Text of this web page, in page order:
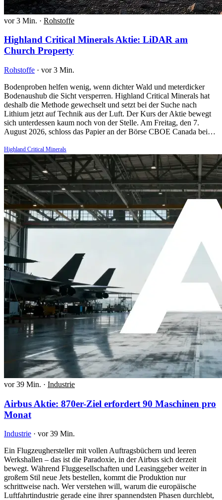
vor 3 Min. · Rohstoffe
Highland Critical Minerals Aktie: LiDAR am
Church Property
Rohstoffe · vor 3 Min.
Bodenproben helfen wenig, wenn dichter Wald und meterdicker
Bodenaushub die Sicht versperren. Highland Critical Minerals hat
deshalb die Methode gewechselt und setzt bei der Suche nach
Lithium jetzt auf Technik aus der Luft. Der Kurs der Aktie bewegt
sich unterdessen kaum noch von der Stelle. Am Freitag, den 7.
August 2026, schloss das Papier an der Börse CBOE Canada bei…
Highland Critical Minerals
vor 39 Min. · Industrie
Airbus Aktie: 870er-Ziel erfordert 90 Maschinen pro
Monat
Industrie · vor 39 Min.
Ein Flugzeughersteller mit vollen Auftragsbüchern und leeren
Werkshallen – das ist die Paradoxie, in der Airbus sich derzeit
bewegt. Während Fluggesellschaften und Leasinggeber weiter in
großem Stil neue Jets bestellen, kommt die Produktion nur
schrittweise nach. Wer verstehen will, warum die europäische
Luftfahrtindustrie gerade eine ihrer spannendsten Phasen durchlebt,